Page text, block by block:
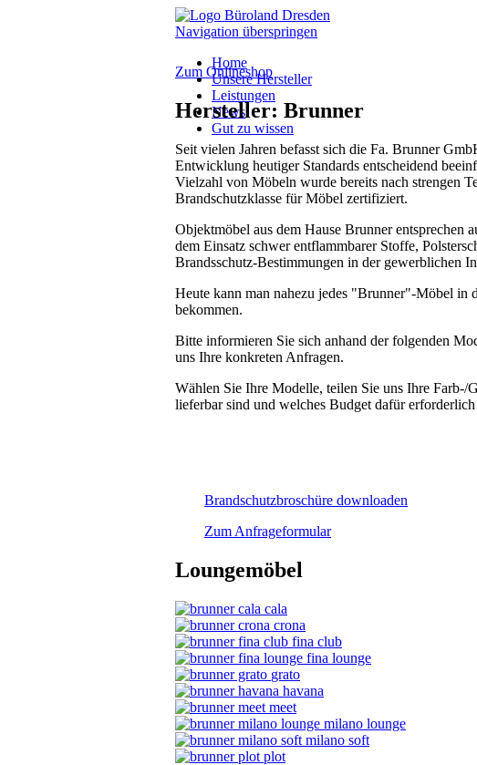
Navigation überspringen
Home
Unsere Hersteller
Leistungen
News
Gut zu wissen
Zum Onlineshop
Hersteller: Brunner
Seit vielen Jahren befasst sich die Fa. Brunner
Entwicklung heutiger Standards entscheidend
Vielzahl von Möbeln wurde bereits nach strengen
Brandschutzklasse für Möbel zertifiziert.
Objektmöbel aus dem Hause Brunner entsprechen
dem Einsatz schwer entflammbarer Stoffe,
Brandsschutz-Bestimmungen in der gewerblichen
Heute kann man nahezu jedes "Brunner"-Möbel
bekommen.
Bitte informieren Sie sich anhand der folgenden
uns Ihre konkreten Anfragen.
Wählen Sie Ihre Modelle, teilen Sie uns Ihre
lieferbar sind und welches Budget dafür erforderlich
Brandschutzbroschüre downloaden
Zum Anfrageformular
Loungemöbel
cala
crona
fina club
fina lounge
grato
havana
meet
milano lounge
milano soft
plot